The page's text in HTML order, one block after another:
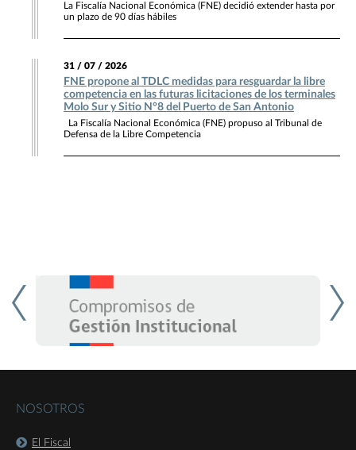
La Fiscalía Nacional Económica (FNE) decidió extender hasta por
un plazo de 90 días hábiles
31 / 07 / 2026
FNE propone al TDLC medidas para resguardar la libre
competencia en las futuras licitaciones de los terminales
Molo Sur y Sitio N°8 del Puerto de San Antonio
La Fiscalía Nacional Económica (FNE) propuso al Tribunal de
Defensa de la Libre Competencia
NOSOTROS
El Fiscal